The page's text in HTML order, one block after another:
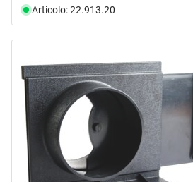
Articolo: 22.913.20